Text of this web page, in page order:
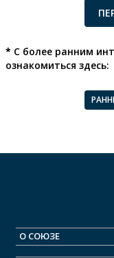
* С более ранним
ознакомиться здесь:
О СОЮЗЕ